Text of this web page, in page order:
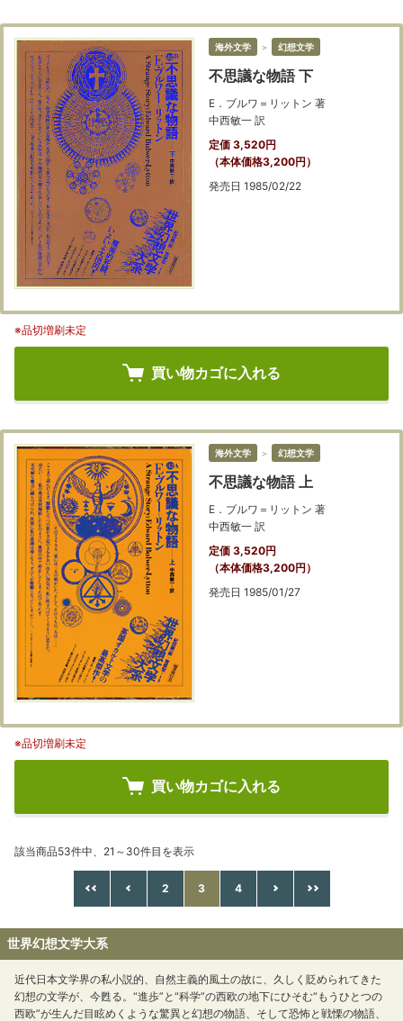
海外文学 ＞ 幻想文学
不思議な物語 下
E．ブルワ＝リットン 著
中西敏一 訳
定価 3,520円
（本体価格3,200円）
発売日 1985/02/22
※品切増刷未定
買い物カゴに入れる
海外文学 ＞ 幻想文学
不思議な物語 上
E．ブルワ＝リットン 著
中西敏一 訳
定価 3,520円
（本体価格3,200円）
発売日 1985/01/27
※品切増刷未定
買い物カゴに入れる
該当商品53件中、21～30件目を表示
2 3 4
世界幻想文学大系
近代日本文学界の私小説的、自然主義的風土の故に、久しく貶められてきた
幻想の文学が、今甦る。“進歩”と“科学”の西欧の地下にひそむ“もうひとつの
西欧”が生んだ目眩めくような驚異と幻想の物語、そして恐怖と戦慄の物語、